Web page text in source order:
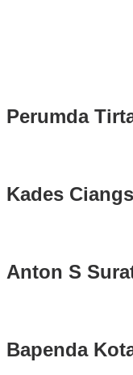
Perumda
Kades
Anton S
Bapenda